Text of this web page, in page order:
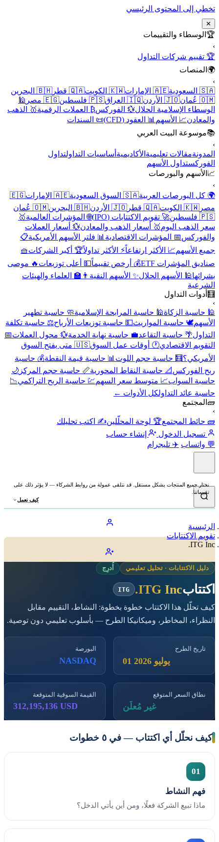
تخطي إلى المحتوى الرئيسي
✕
🏆 الوسطاء والتقييمات
›
🏆 تقييم شركات التداول
🌍 المنصات
›
🇸🇦 السعودية
🇦🇪 الإمارات 🇰🇼 الكويت 🇶🇦 قطر
🇧🇭 البحرين
🇴🇲 عُمان
🇯🇴 الأردن 🇮🇶 العراق 🇵🇸 فلسطين 🇪🇬 مصر
🕌
الوسطاء الإسلامية الحلال💱 الفوركس₿ العملات الرقمية🥇 الذهب
والمعادن📈 الأسهم 📊 العقود (CFD)
📜 السندات
📚موسوعة البيت العربي
›
المدونةمقالات تعليمية الأكاديمية أساسيات التداولتداول
الفوركستداول الأسهم
📈 الأسهم والبورصات
›
🌍 كل البورصات العربية🇸🇦 السوق السعودية 🇦🇪 الإمارات
🇪🇬
مصر 🇰🇼 الكويت 🇶🇦 قطر 🇯🇴 الأردن 🇧🇭 البحرين
🇴🇲 عُمان
🇵🇸 فلسطين
🚀 تقويم الاكتتابات (IPO) 🌐 المؤشرات العالمية🥇
سعر الذهب اليوم🥇 أسعار الذهب والمعادن💱 أسعار العملات
والفوركس📅 المؤشرات الاقتصادية 📊 فلتر الأسهم الأمريكية📋
جميع الأسهم📈 الأكثر ارتفاعاً⚡ الأكثر تداولاً🏆 أكبر الشركات🧺
صناديق المؤشرات ETF
💰 أرخص تقييماً💵 أعلى توزيعات 🔥 موصى
بشرائها🕌 الأسهم الحلال✨ الأسهم النقية 👨‍🏫 العلماء والهيئات
الشرعية
🧮 أدوات التداول
›
🕌 حاسبة الزكاة🕌 حاسبة المرابحة الإسلامية🧼 حاسبة تطهير
الأسهم🕊️ حاسبة المواريث💵 حاسبة توزيعات الأرباح⚖️ حاسبة تكلفة
التداول🌴 حاسبة التقاعد💼 حاسبة نهاية الخدمة💱 محول العملات📅
التقويم الاقتصادي🕐 أوقات عمل السوق
🇺🇸 متى يفتح السوق
الأمريكي؟🧮 حاسبة حجم اللوت 📊 حاسبة قيمة النقطة💰 حاسبة
ربح الفوركس 📐 حاسبة النقاط المحورية📏 حاسبة حجم المركز 🌙
حاسبة السواب📈 متوسط سعر السهم💹 حاسبة الربح التراكمي📉
حاسبة عائد التداولكل الأدوات ←
🧱 المجتمع
›
🧱 حائط المجتمع🏆 لوحة المحلّلين✍️ اكتب تحليلك
تسجيل الدخول
إنشاء حساب
💬 واتساب ✈️ تليجرام
نختار جميع المنتجات بشكل مستقل. قد نتلقى عمولة من روابط الشركاء — لا يؤثر ذلك على
تقييماتنا.
كيف نعمل
الرئيسية
تقويم الاكتتابات
ITG Inc.
دليل الاكتتابات · تحليل تعليمي أُدرِج
اكتتابITG Inc.
ITG
كيف تحلّل هذا الاكتتاب خطوة بخطوة: النشاط، التقييم مقابل
النظراء، المخاطر، وميكانيكا الطرح — بأسلوب تعليمي دون توصية.
تاريخ الطرح
01 يوليو 2026
البورصة
NASDAQ
نطاق السعر المتوقع
غير مُعلَن
القيمة السوقية المتوقعة
312,195,136 USD
كيف نحلّل أي اكتتاب — في ٥ خطوات
01
فهم النشاط
ماذا تبيع الشركة فعلًا، ومن أين يأتي الدخل؟